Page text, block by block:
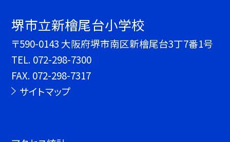
堺市立新檜尾台小学校
〒590-0143 大阪府堺市南区新檜尾台3丁7番1号
TEL. 072-298-7300
FAX. 072-298-7317
サイトマップ